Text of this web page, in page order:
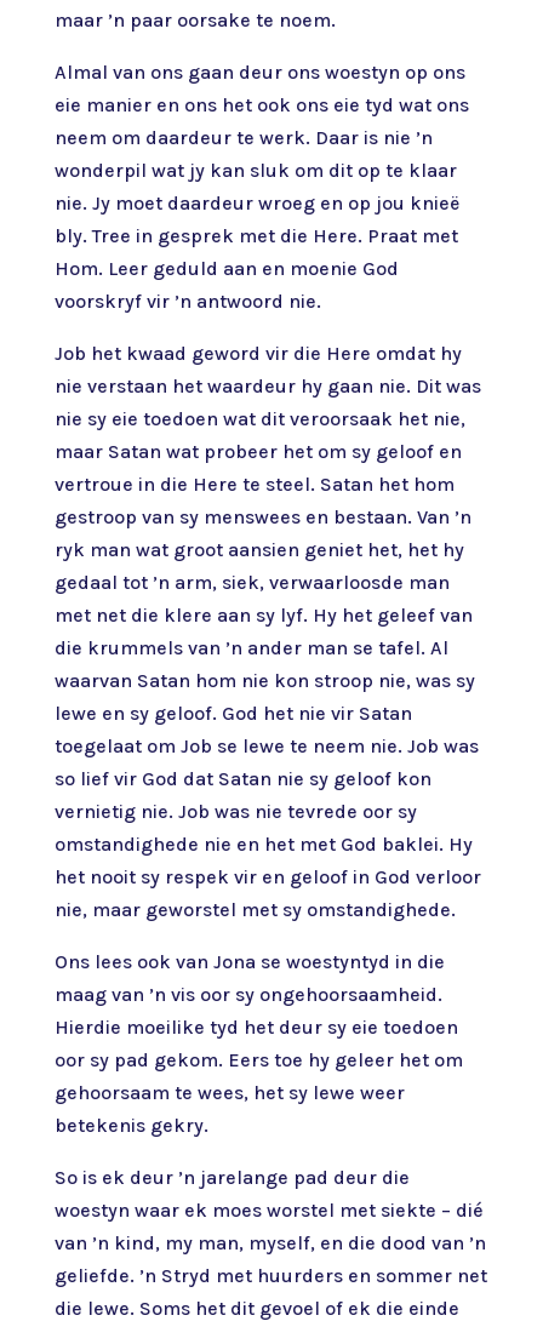
maar ’n paar oorsake te noem.
Almal van ons gaan deur ons woestyn op ons
eie manier en ons het ook ons eie tyd wat ons
neem om daardeur te werk. Daar is nie ’n
wonderpil wat jy kan sluk om dit op te klaar
nie. Jy moet daardeur wroeg en op jou knieë
bly. Tree in gesprek met die Here. Praat met
Hom. Leer geduld aan en moenie God
voorskryf vir ’n antwoord nie.
Job het kwaad geword vir die Here omdat hy
nie verstaan het waardeur hy gaan nie. Dit was
nie sy eie toedoen wat dit veroorsaak het nie,
maar Satan wat probeer het om sy geloof en
vertroue in die Here te steel. Satan het hom
gestroop van sy menswees en bestaan. Van ’n
ryk man wat groot aansien geniet het, het hy
gedaal tot ’n arm, siek, verwaarloosde man
met net die klere aan sy lyf. Hy het geleef van
die krummels van ’n ander man se tafel. Al
waarvan Satan hom nie kon stroop nie, was sy
lewe en sy geloof. God het nie vir Satan
toegelaat om Job se lewe te neem nie. Job was
so lief vir God dat Satan nie sy geloof kon
vernietig nie. Job was nie tevrede oor sy
omstandighede nie en het met God baklei. Hy
het nooit sy respek vir en geloof in God verloor
nie, maar geworstel met sy omstandighede.
Ons lees ook van Jona se woestyntyd in die
maag van ’n vis oor sy ongehoorsaamheid.
Hierdie moeilike tyd het deur sy eie toedoen
oor sy pad gekom. Eers toe hy geleer het om
gehoorsaam te wees, het sy lewe weer
betekenis gekry.
So is ek deur ’n jarelange pad deur die
woestyn waar ek moes worstel met siekte – dié
van ’n kind, my man, myself, en die dood van ’n
geliefde. ’n Stryd met huurders en sommer net
die lewe. Soms het dit gevoel of ek die einde